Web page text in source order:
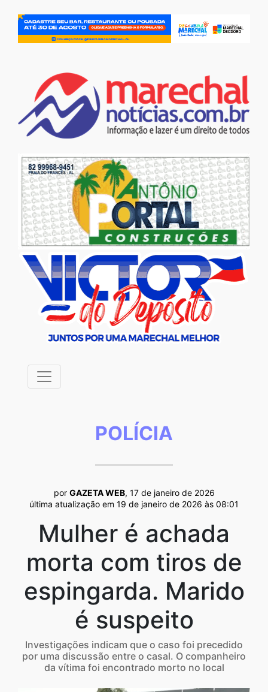
POLÍCIA
por GAZETA WEB, 17 de janeiro de 2026
última atualização em 19 de janeiro de 2026 às 08:01
Mulher é achada
morta com tiros de
espingarda. Marido
é suspeito
Investigações indicam que o caso foi precedido
por uma discussão entre o casal. O companheiro
da vítima foi encontrado morto no local